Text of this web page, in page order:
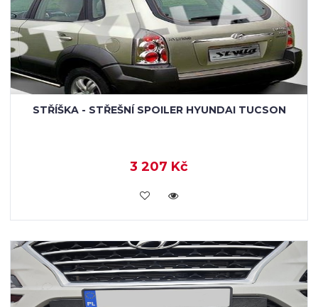
STŘÍŠKA - STŘEŠNÍ SPOILER HYUNDAI TUCSON
3 207 Kč
KOUPIT